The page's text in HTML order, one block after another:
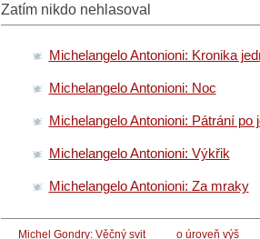
Zatím nikdo nehlasoval
Michelangelo Antonioni: Kronika
Michelangelo Antonioni: Noc
Michelangelo Antonioni: Pátrání po
Michelangelo Antonioni: Výkřik
Michelangelo Antonioni: Za mraky
Michel Gondry: Věčný svit
o úroveň výš